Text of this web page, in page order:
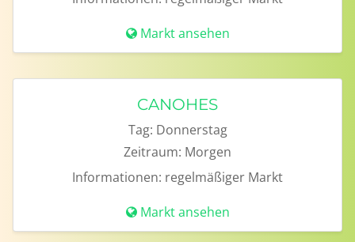
Markt ansehen
CANOHES
Tag: Donnerstag
Zeitraum: Morgen
Informationen: regelmäßiger Markt
Markt ansehen